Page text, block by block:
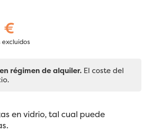
€
régimen de alquiler. El coste del
en vidrio, tal cual puede